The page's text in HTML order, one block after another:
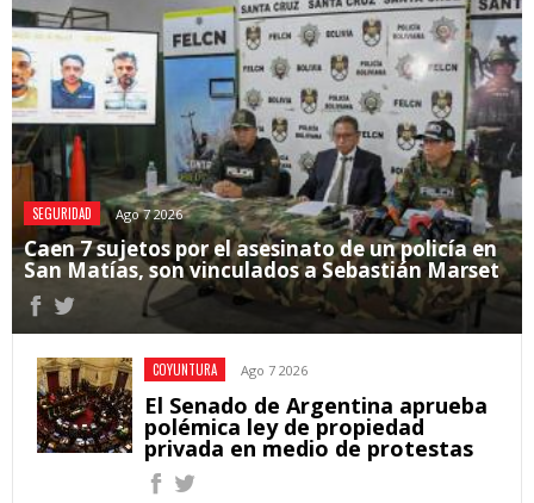
SEGURIDAD Ago 7 2026
Caen 7 sujetos por el asesinato de un policía en
San Matías, son vinculados a Sebastián Marset
COYUNTURA Ago 7 2026
El Senado de Argentina aprueba
polémica ley de propiedad
privada en medio de protestas